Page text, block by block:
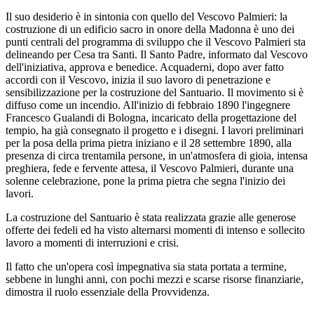
Il suo desiderio è in sintonia con quello del Vescovo Palmieri: la
costruzione di un edificio sacro in onore della Madonna è uno dei
punti centrali del programma di sviluppo che il Vescovo Palmieri sta
delineando per Cesa tra Santi. Il Santo Padre, informato dal Vescovo
dell'iniziativa, approva e benedice. Acquaderni, dopo aver fatto
accordi con il Vescovo, inizia il suo lavoro di penetrazione e
sensibilizzazione per la costruzione del Santuario. Il movimento si è
diffuso come un incendio. All'inizio di febbraio 1890 l'ingegnere
Francesco Gualandi di Bologna, incaricato della progettazione del
tempio, ha già consegnato il progetto e i disegni. I lavori preliminari
per la posa della prima pietra iniziano e il 28 settembre 1890, alla
presenza di circa trentamila persone, in un'atmosfera di gioia, intensa
preghiera, fede e fervente attesa, il Vescovo Palmieri, durante una
solenne celebrazione, pone la prima pietra che segna l'inizio dei
lavori.
La costruzione del Santuario è stata realizzata grazie alle generose
offerte dei fedeli ed ha visto alternarsi momenti di intenso e sollecito
lavoro a momenti di interruzioni e crisi.
Il fatto che un'opera così impegnativa sia stata portata a termine,
sebbene in lunghi anni, con pochi mezzi e scarse risorse finanziarie,
dimostra il ruolo essenziale della Provvidenza.